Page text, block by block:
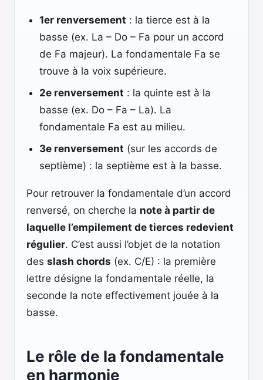
1er renversement : la tierce est à la
basse (ex. La – Do – Fa pour un accord
de Fa majeur). La fondamentale Fa se
trouve à la voix supérieure.
2e renversement : la quinte est à la
basse (ex. Do – Fa – La). La
fondamentale Fa est au milieu.
3e renversement (sur les accords de
septième) : la septième est à la basse.
Pour retrouver la fondamentale d’un accord
renversé, on cherche la note à partir de
laquelle l’empilement de tierces redevient
régulier. C’est aussi l’objet de la notation
des slash chords (ex. C/E) : la première
lettre désigne la fondamentale réelle, la
seconde la note effectivement jouée à la
basse.
Le rôle de la fondamentale
en harmonie